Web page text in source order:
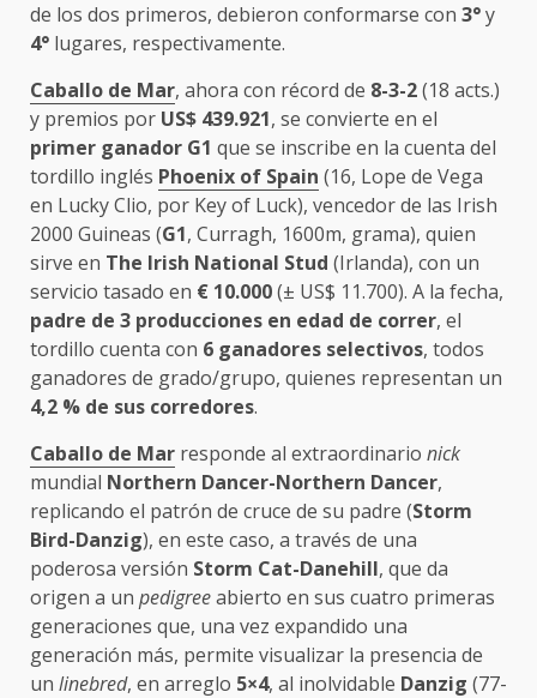
de los dos primeros, debieron conformarse con 3°y
4° lugares, respectivamente.
Caballo de Mar, ahora con récord de 8-3-2(18 acts.)
y premios por US$ 439.921, se convierte en el
primer ganador G1 que se inscribe en la cuenta del
tordillo inglés Phoenix of Spain (16, Lope de Vega
en Lucky Clio, por Key of Luck), vencedor de las Irish
2000 Guineas (G1, Curragh, 1600m, grama), quien
sirve en The Irish National Stud (Irlanda), con un
servicio tasado en € 10.000(± US$ 11.700). A la fecha,
padre de 3 producciones en edad de correr, el
tordillo cuenta con 6 ganadores selectivos, todos
ganadores de grado/grupo, quienes representan un
4,2 % de sus corredores.
Caballo de Mar responde al extraordinario nick
mundial Northern Dancer-Northern Dancer,
replicando el patrón de cruce de su padre (Storm
Bird-Danzig), en este caso, a través de una
poderosa versión Storm Cat-Danehill, que da
origen a un pedigreeabierto en sus cuatro primeras
generaciones que, una vez expandido una
generación más, permite visualizar la presencia de
un linebred, en arreglo 5×4, al inolvidable Danzig (77-